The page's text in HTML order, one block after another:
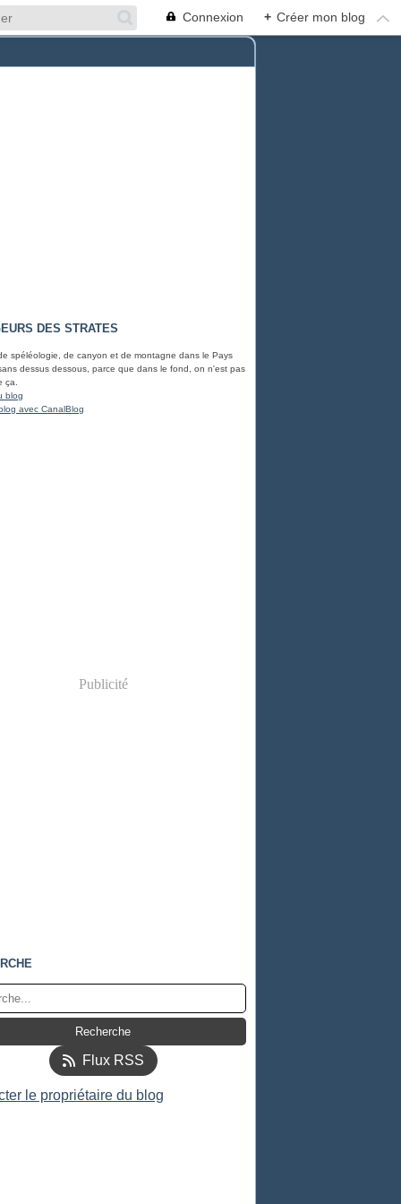
Connexion + Créer mon blog
DES STRATES
spéléologie, de canyon et de montagne dans le Pays
dessus dessous, parce que dans le fond, on n'est pas
ça.
blog
avec CanalBlog
Publicité
Flux RSS
le propriétaire du blog